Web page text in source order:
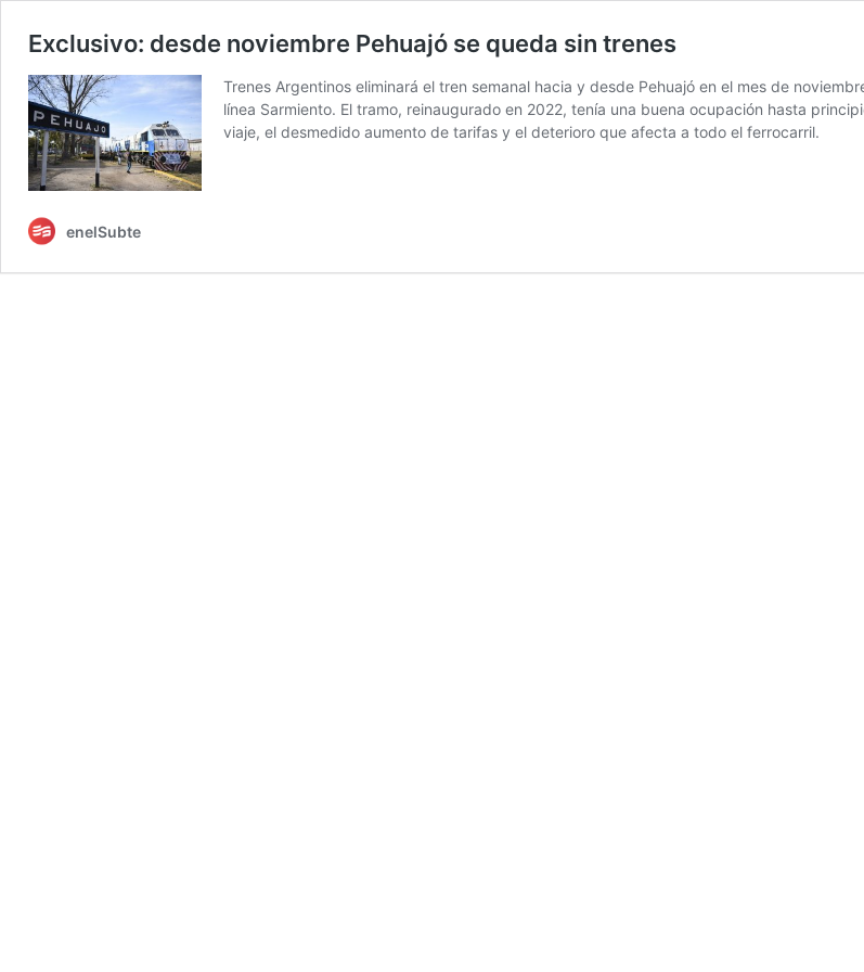
Exclusivo: desde noviembre Pehuajó se queda sin trenes
Trenes Argentinos eliminará el tren semanal hacia y desde Pehuajó en el mes de
línea Sarmiento. El tramo, reinaugurado en 2022, tenía una buena ocupación hasta
viaje, el desmedido aumento de tarifas y el deterioro que afecta a todo el ferrocarril.
enelSubte